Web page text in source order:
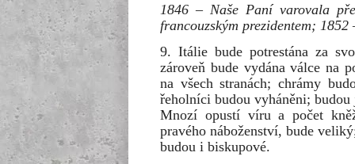
1846 – Naše Paní varovala
francouzským prezidentem;
9. Itálie bude potrestána za
zároveň bude vydána válce na
na všech stranách; chrámy
řeholníci budou vyháněni;
Mnozí opustí víru a počet
pravého náboženství, bude
budou i biskupové.